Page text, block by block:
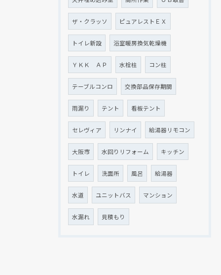
ザ・クラッソ ピュアレストＥＸ
トイレ新設 浴室暖房換気乾燥機
ＹＫＫ ＡＰ 水栓柱 コン柱
テーブルコンロ 交換部品保存期間
雨漏り テント 看板テント
セレヴィア リンナイ 給湯器リモコン
大阪市 水回りリフォーム キッチン
トイレ 洗面所 風呂 給湯器
水道 ユニットバス マンション
水漏れ 見積もり